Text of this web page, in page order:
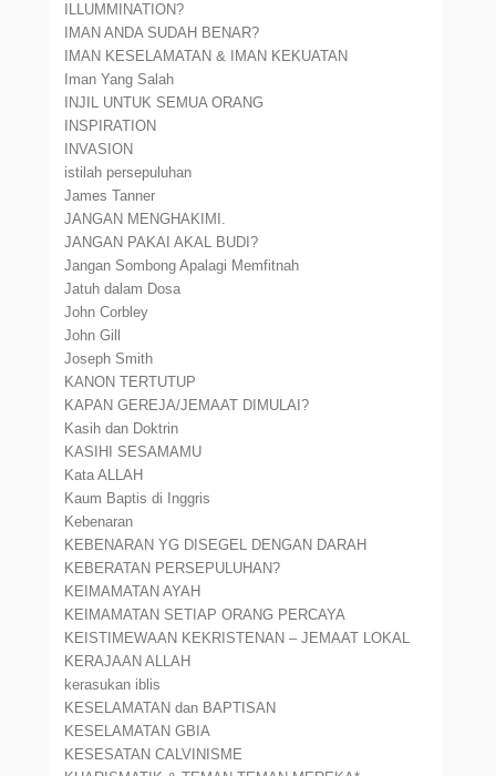
ILLUMMINATION?
IMAN ANDA SUDAH BENAR?
IMAN KESELAMATAN & IMAN KEKUATAN
Iman Yang Salah
INJIL UNTUK SEMUA ORANG
INSPIRATION
INVASION
istilah persepuluhan
James Tanner
JANGAN MENGHAKIMI.
JANGAN PAKAI AKAL BUDI?
Jangan Sombong Apalagi Memfitnah
Jatuh dalam Dosa
John Corbley
John Gill
Joseph Smith
KANON TERTUTUP
KAPAN GEREJA/JEMAAT DIMULAI?
Kasih dan Doktrin
KASIHI SESAMAMU
Kata ALLAH
Kaum Baptis di Inggris
Kebenaran
KEBENARAN YG DISEGEL DENGAN DARAH
KEBERATAN PERSEPULUHAN?
KEIMAMATAN AYAH
KEIMAMATAN SETIAP ORANG PERCAYA
KEISTIMEWAAN KEKRISTENAN – JEMAAT LOKAL
KERAJAAN ALLAH
kerasukan iblis
KESELAMATAN dan BAPTISAN
KESELAMATAN GBIA
KESESATAN CALVINISME